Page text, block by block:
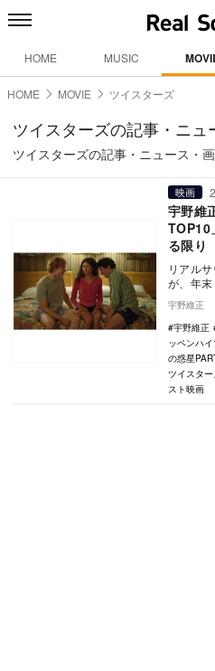
HOME MUSIC
HOME MOVIE ツイスターズ
ツイスターズの記事・ニュ
ツイスターズの記事・ニュース・
映画
宇野維
る限り
リアル
が、年
年間ベ
ドラマ、
宇野維正
宇野維正
ッペンハイ
の惑星
ツイスター
スト映画